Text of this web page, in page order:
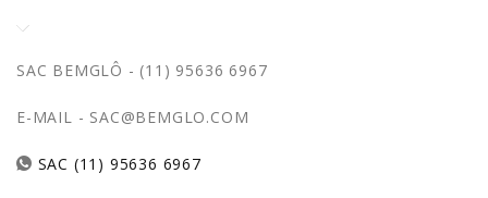
SAC BEMGLÔ - (11) 95636 6967
E-MAIL - SAC@BEMGLO.COM
SAC (11) 95636 6967